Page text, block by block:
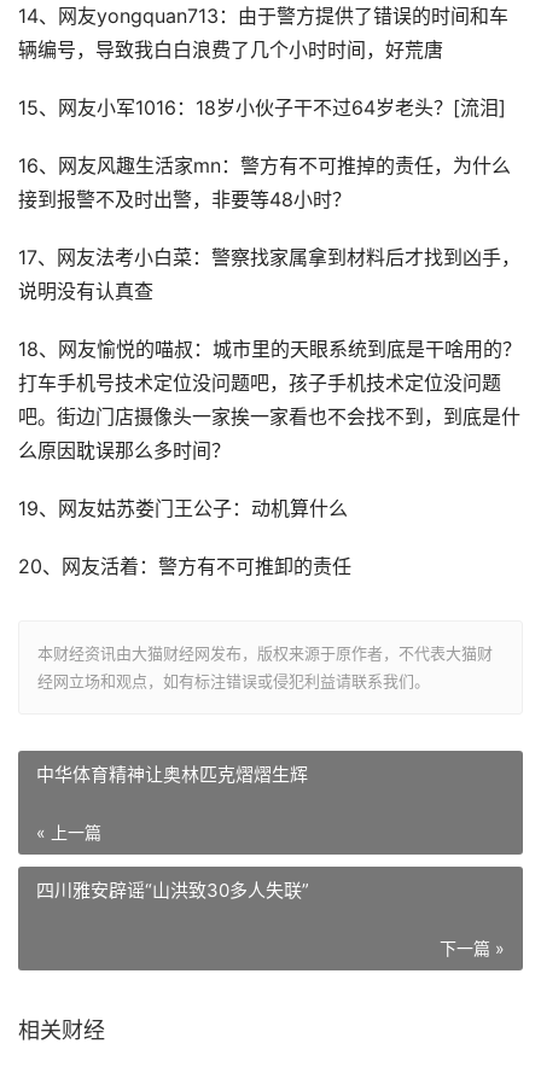
14、网友yongquan713：由于警方提供了错误的时间和车
辆编号，导致我白白浪费了几个小时时间，好荒唐
15、网友小军1016：18岁小伙子干不过64岁老头？[流泪]
16、网友风趣生活家mn：警方有不可推掉的责任，为什么
接到报警不及时出警，非要等48小时？
17、网友法考小白菜：警察找家属拿到材料后才找到凶手，
说明没有认真查
18、网友愉悦的喵叔：城市里的天眼系统到底是干啥用的？
打车手机号技术定位没问题吧，孩子手机技术定位没问题
吧。街边门店摄像头一家挨一家看也不会找不到，到底是什
么原因耽误那么多时间？
19、网友姑苏娄门王公子：动机算什么
20、网友活着：警方有不可推卸的责任
本财经资讯由大猫财经网发布，版权来源于原作者，不代表大猫财
经网立场和观点，如有标注错误或侵犯利益请联系我们。
中华体育精神让奥林匹克熠熠生辉
« 上一篇
四川雅安辟谣“山洪致30多人失联”
下一篇 »
相关财经